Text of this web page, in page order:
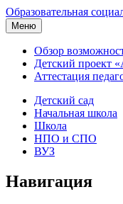
Образовательная
Меню
Обзор
Детский проект
Аттестация
Детский сад
Начальная школа
Школа
НПО и СПО
ВУЗ
Навигация